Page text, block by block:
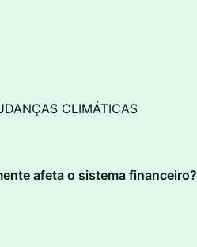
CLIMÁTICAS
afeta o sistema financeiro?